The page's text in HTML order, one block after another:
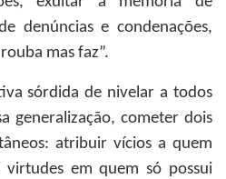
denúncias e condenações,
mas faz”.
sórdida de nivelar a todos
generalização, cometer dois
atribuir vícios a quem
em quem só possui